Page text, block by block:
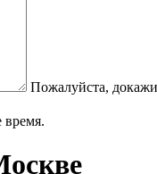
Пожалуйста,